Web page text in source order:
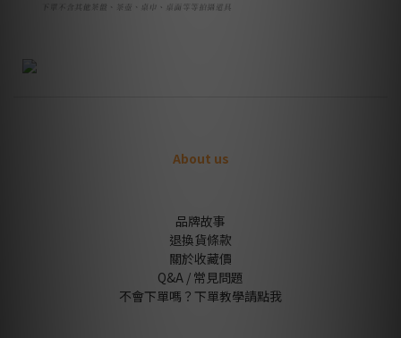
About us
品牌故事
退換貨條款
關於收藏價
Q&A / 常見問題
不會下單嗎？下單教學請點我